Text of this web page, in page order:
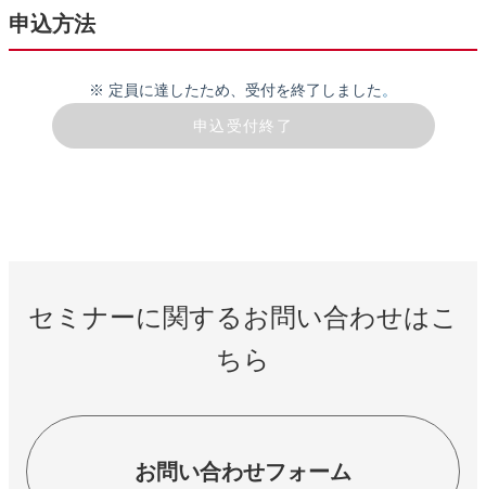
申込方法
※ 定員に達したため、受付を終了しました 。
申込受付終了
セミナーに関するお問い合わせはこ
ちら
お問い合わせフォーム